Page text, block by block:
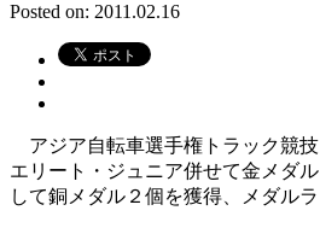
Posted on: 2011.02.16
アジア自転車選手権トラック競
エリート・ジュニア併せて金メダ
して銅メダル２個を獲得、メダルラ